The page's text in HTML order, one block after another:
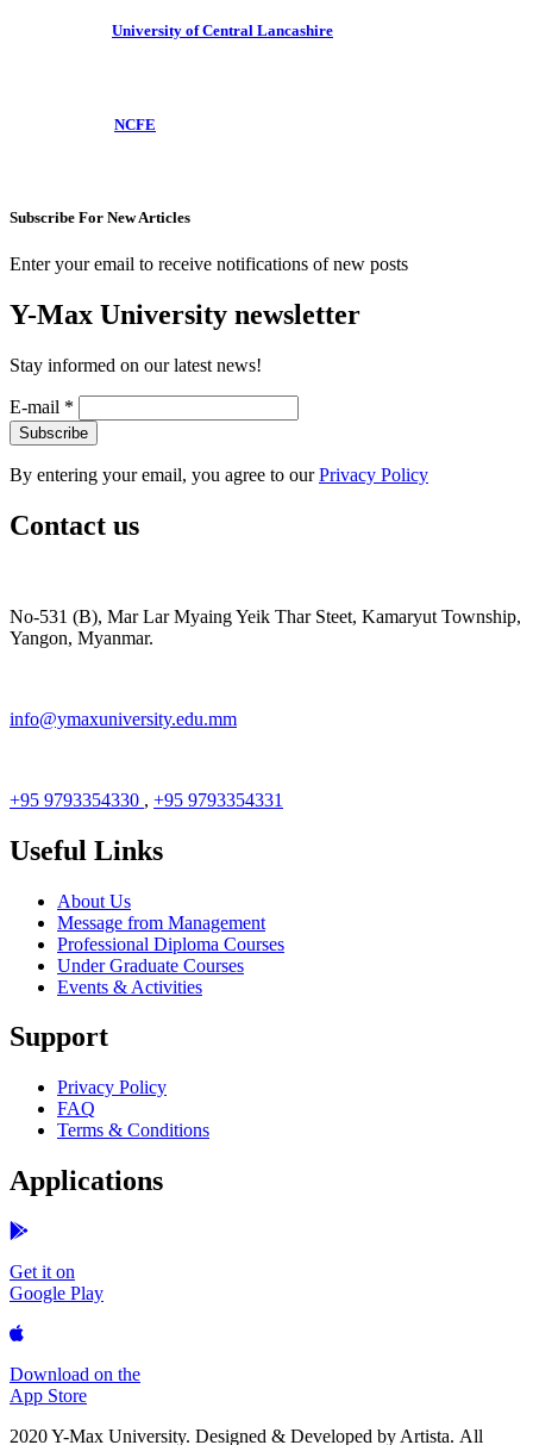
University of Central Lancashire
NCFE
Subscribe For New Articles
Enter your email to receive notifications of new posts
Y-Max University newsletter
Stay informed on our latest news!
E-mail *
By entering your email, you agree to ourPrivacy Policy
Contact us
No-531 (B), Mar Lar Myaing Yeik Thar Steet, Kamaryut Township,
Yangon, Myanmar.
info@ymaxuniversity.edu.mm
+95 9793354330 , +95 9793354331
Useful Links
About Us
Message from Management
Professional Diploma Courses
Under Graduate Courses
Events & Activities
Support
Privacy Policy
FAQ
Terms & Conditions
Applications
Get it on
Google Play
Download on the
App Store
2020 Y-Max University. Designed & Developed by Artista. All